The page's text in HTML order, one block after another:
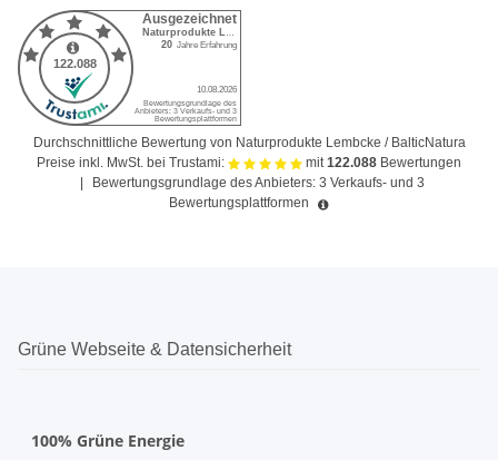
Durchschnittliche Bewertung von Naturprodukte Lembcke / BalticNatura
Preise inkl. MwSt. bei Trustami:
mit122.088 Bewertungen
Bewertungsgrundlage des Anbieters: 3 Verkaufs- und 3
Bewertungsplattformen
Grüne Webseite & Datensicherheit
100% Grüne Energie